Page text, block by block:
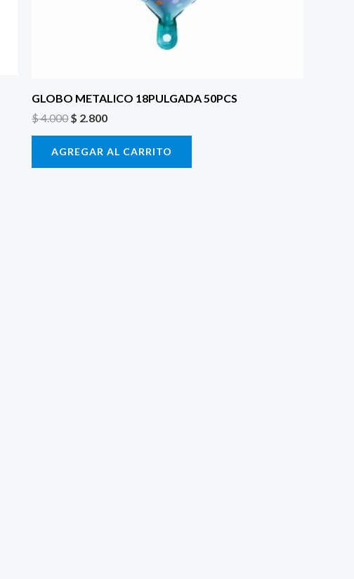
GLOBO METALICO 18PULGADA 50PCS
$4.000$ 2.800
AGREGAR AL CARRITO